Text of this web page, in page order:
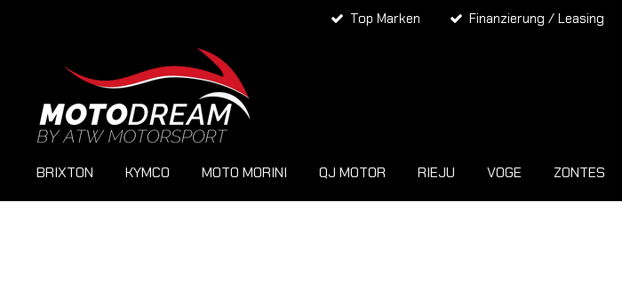
Top Marken Finanzierung / Leasing
BRIXTON KYMCO MOTO MORINI QJ MOTOR RIEJU VOGE ZONTES